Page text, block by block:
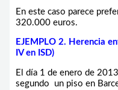
En este caso parece
320.000 euros.
EJEMPLO 2. Herencia
IV en ISD)
El día 1 de enero de
segundo un piso en